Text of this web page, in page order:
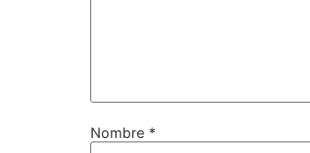
Nombre *